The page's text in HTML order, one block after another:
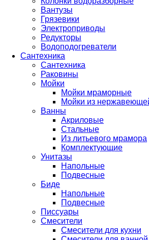
Вантузы
Грязевики
Электроприводы
Редукторы
Водоподогреватели
Сантехника
Сантехника
Раковины
Мойки
Мойки мраморные
Мойки из
Ванны
Акриловые
Стальные
Из литьевого мрамора
Комплектующие
Унитазы
Напольные
Подвесные
Биде
Напольные
Подвесные
Писсуары
Смесители
Смесители для кухни